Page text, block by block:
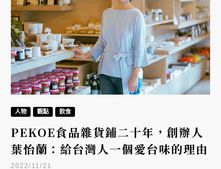
人物 觀點 飲食
PEKOE食品雜貨鋪二十年，創辦人
葉怡蘭：給台灣人一個愛台味的理由
2022/11/21